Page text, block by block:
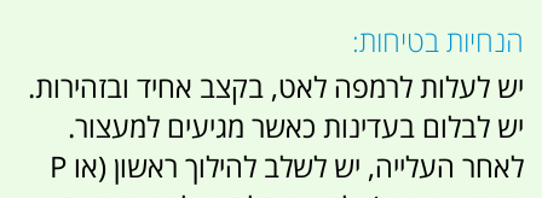
הנחיות בטיחות:
יש לעלות לרמפה לאט, בקצב אחיד ובזהירות.
יש לבלום בעדינות כאשר מגיעים למעצור.
לאחר העלייה, יש לשלב להילוך ראשון (או P